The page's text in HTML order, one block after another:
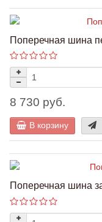
Поперечная шина
8 730 руб.
В корзину
Поперечная шина